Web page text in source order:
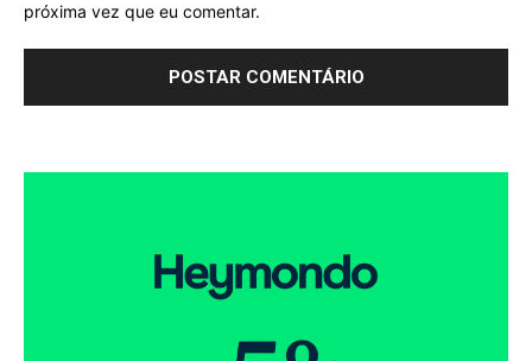
próxima vez que eu comentar.